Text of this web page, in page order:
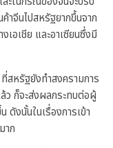
จีนไปสหรัฐยากขึ้นจาก
เอเชีย และอาเซียนซึ่งมี
ที่สหรัฐยังทำสงครามการ
ว ก็จะส่งผลกระทบต่อผู้
ดังนั้นในเรื่องการเข้า
าก